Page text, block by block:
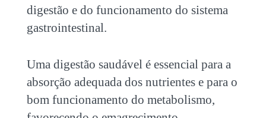
digestão e do funcionamento do sistema
gastrointestinal.
Uma digestão saudável é essencial para a
absorção adequada dos nutrientes e para o
bom funcionamento do metabolismo,